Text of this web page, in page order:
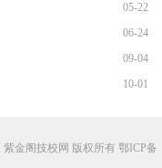
05-22
06-24
09-04
10-01
紫金阁技校网 版权所有 鄂ICP备